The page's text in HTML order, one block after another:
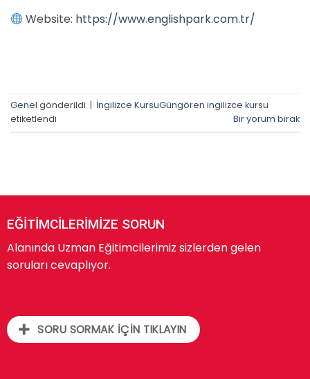
Website: https://www.englishpark.com.tr/
Genel gönderildi | İngilizce KursuGüngören ingilizce kursu
etiketlendi
Bir yorum bırak
EĞİTİMCİLERİMİZE SORUN
Alanında Uzman Eğitimcilerimiz sizlerden gelen
soruları cevaplıyor.
SORU SORMAK İÇİN TIKLAYIN